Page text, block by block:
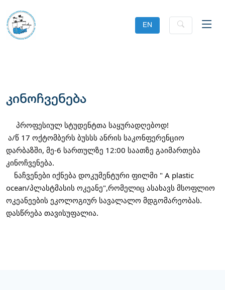
EN
კინოჩვენება
პროფესიულ სტუდენტთა საყურადღებოდ!
ა/წ 17 ოქტომბერს ბუსსს ანრის საკონფერენციო
დარბაზში, მე-6 სართულზე 12:00 საათზე გაიმართება
კინოჩვენება.
ნაჩვენები იქნება დოკუმენტური ფილმი " A plastic
ocean/პლასტმასის ოკეანე",რომელიც ასახავს მსოფლიო
ოკეანეების ეკოლოგიურ სავალალო მდგომარეობას.
დასწრება თავისუფალია.